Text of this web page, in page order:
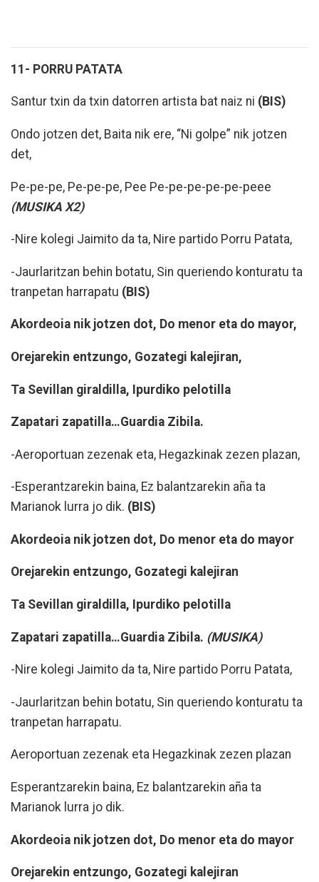
11- PORRU PATATA
Santur txin da txin datorren artista bat naiz ni (BIS)
Ondo jotzen det, Baita nik ere, “Ni golpe” nik jotzen
det,
Pe-pe-pe, Pe-pe-pe, Pee Pe-pe-pe-pe-pe-peee
(MUSIKA X2)
-Nire kolegi Jaimito da ta, Nire partido Porru Patata,
-Jaurlaritzan behin botatu, Sin queriendo konturatu ta
tranpetan harrapatu (BIS)
Akordeoia nik jotzen dot, Do menor eta do mayor,
Orejarekin entzungo, Gozategi kalejiran,
Ta Sevillan giraldilla, Ipurdiko pelotilla
Zapatari zapatilla…Guardia Zibila.
-Aeroportuan zezenak eta, Hegazkinak zezen plazan,
-Esperantzarekin baina, Ez balantzarekin aña ta
Marianok lurra jo dik. (BIS)
Akordeoia nik jotzen dot, Do menor eta do mayor
Orejarekin entzungo, Gozategi kalejiran
Ta Sevillan giraldilla, Ipurdiko pelotilla
Zapatari zapatilla…Guardia Zibila. (MUSIKA)
-Nire kolegi Jaimito da ta, Nire partido Porru Patata,
-Jaurlaritzan behin botatu, Sin queriendo konturatu ta
tranpetan harrapatu.
Aeroportuan zezenak eta Hegazkinak zezen plazan
Esperantzarekin baina, Ez balantzarekin aña ta
Marianok lurra jo dik.
Akordeoia nik jotzen dot, Do menor eta do mayor
Orejarekin entzungo, Gozategi kalejiran